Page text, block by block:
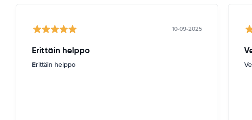
10-09-2025
Erittäin helppo
Erittäin helppo